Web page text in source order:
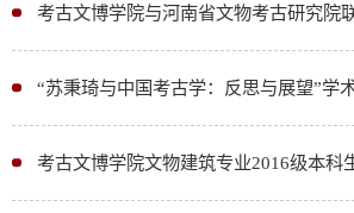
考古文博学院与河南省文物考古研究院联合承办的“2019年度
“苏秉琦与中国考古学：反思与展望”学术
考古文博学院文物建筑专业2016级本科生文化